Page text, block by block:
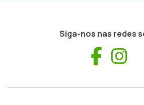
Siga-nos nas redes